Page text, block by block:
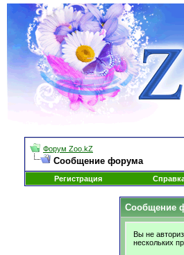
Форум Zoo.kZ
Сообщение форума
Регистрация
Сообщение
Вы не
нескольких